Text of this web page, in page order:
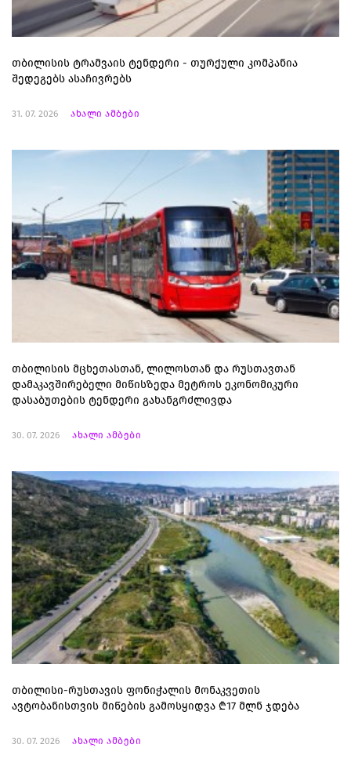
თბილისის ტრამვაის ტენდერი - თურქული კომპანია
შედეგებს ასაჩივრებს
31. 07. 2026 ახალი ამბები
თბილისის მცხეთასთან, ლილოსთან და რუსთავთან
დამაკავშირებელი მიწისზედა მეტროს ეკონომიკური
დასაბუთების ტენდერი გახანგრძლივდა
30. 07. 2026 ახალი ამბები
თბილისი-რუსთავის ფონიჭალის მონაკვეთის
ავტობანისთვის მიწების გამოსყიდვა ₾17 მლნ ჯდება
30. 07. 2026 ახალი ამბები